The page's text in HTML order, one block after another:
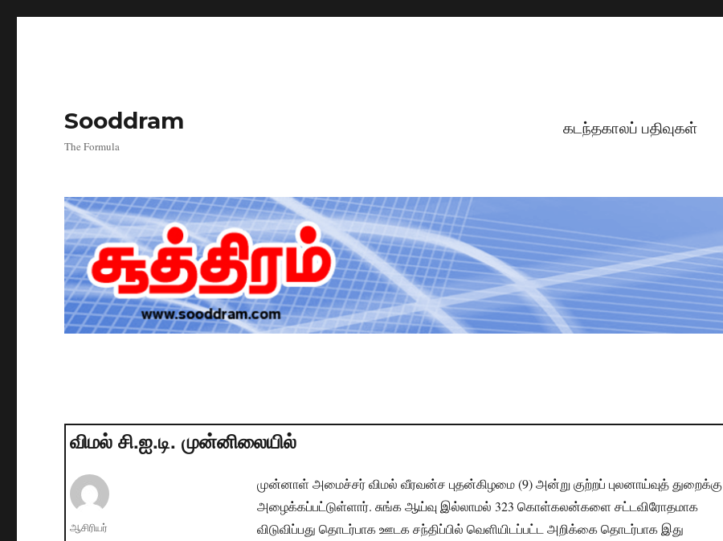
Sooddram
The Formula
கடந்தகாலப் பதிவுகள்
விமல் சி.ஐ.டி. முன்னிலையில்
முன்னாள் அமைச்சர் விமல் வீரவன்ச புதன்கிழமை (9) அன்று குற்றப் புலனாய்வுத் துறைக்கு
அழைக்கப்பட்டுள்ளார். சுங்க ஆய்வு இல்லாமல் 323 கொள்கலன்களை சட்டவிரோதமாக
விடுவிப்பது தொடர்பாக ஊடக சந்திப்பில் வெளியிடப்பட்ட அறிக்கை தொடர்பாக இது
Author
ஆசிரியர்